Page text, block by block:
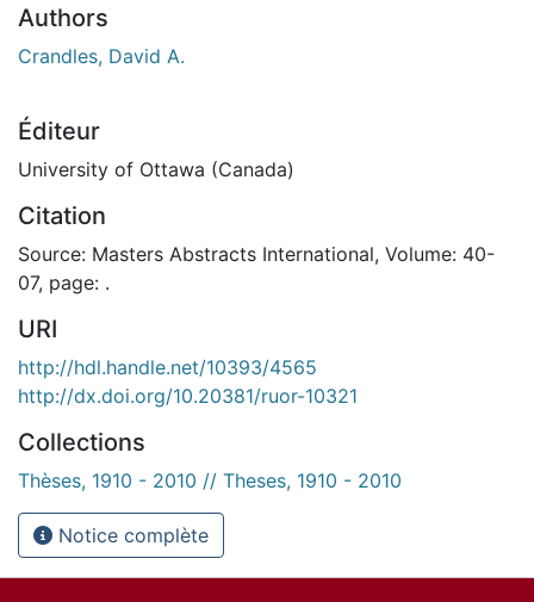
Authors
Crandles, David A.
Éditeur
University of Ottawa (Canada)
Citation
Source: Masters Abstracts International, Volume: 40-
07, page: .
URI
http://hdl.handle.net/10393/4565
http://dx.doi.org/10.20381/ruor-10321
Collections
Thèses, 1910 - 2010 // Theses, 1910 - 2010
Notice complète